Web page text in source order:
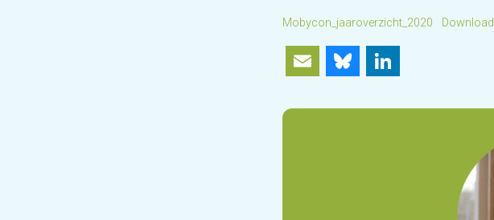
Mobycon_jaaroverzicht_2020 Download
EmailBluesky